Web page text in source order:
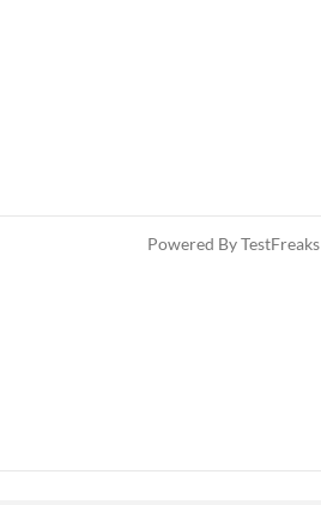
Powered By TestFreaks